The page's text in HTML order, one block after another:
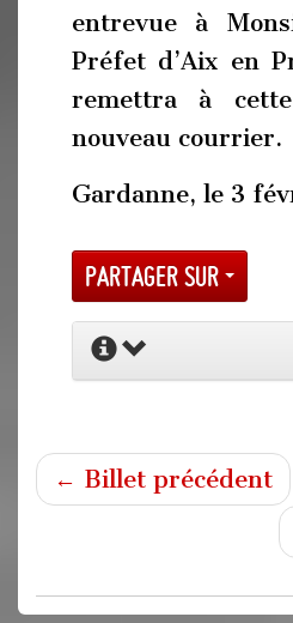
entrevue à
Préfet d’Aix en
remettra à
nouveau courrier.
Gardanne, le 3
Partager sur
← Billet précédent